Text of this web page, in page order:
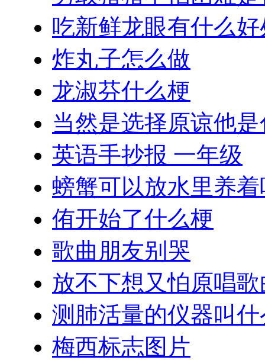
吃新鲜龙眼有什么好
炸丸子怎么做
龙淑芬什么梗
当然是选择原谅他
英语手抄报 一年级
螃蟹可以放水里养着
侑开始了什么梗
歌曲朋友别哭
放不下想又怕原唱歌
测肺活量的仪器叫什
梅西标志图片